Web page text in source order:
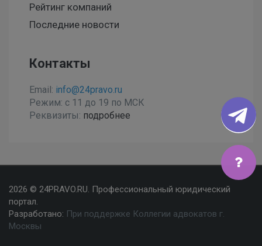
Рейтинг компаний
Последние новости
Контакты
Email: info@24pravo.ru
Режим: с 11 до 19 по МСК
Реквизиты: подробнее
2026 © 24PRAVO.RU. Профессиональный юридический
портал.
Разработано: При поддержке Коллегии адвокатов г.
Москвы
Мы используем файлы cookies, чтобы улучшить сайт
для Вас